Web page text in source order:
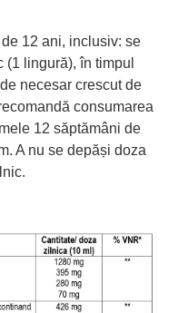
12 ani, inclusiv: se
lingură), în timpul
necesar crescut de
consumarea
12 săptămâni de
A nu se depăși doza